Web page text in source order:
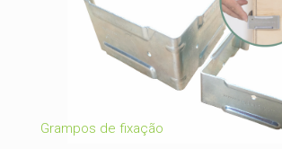
Grampos de fixação